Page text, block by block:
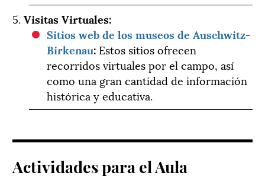
5.Visitas Virtuales:
Sitios web de los museos de Auschwitz-
Birkenau: Estos sitios ofrecen
recorridos virtuales por el campo, así
como una gran cantidad de información
histórica y educativa.
Actividades para el Aula